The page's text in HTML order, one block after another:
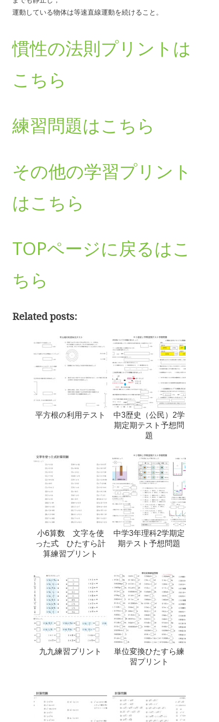
運動している物体は等速直線運動を続けること。
慣性の法則プリントは
こちら
練習問題はこちら
その他の学習プリント
はこちら
TOPページに戻るはこ
ちら
Related posts:
平方根の利用テスト
中3歴史（公民）2学
期定期テスト予想問
題
小6算数 文字を使
った式 ひたすら計
算練習プリント
中学3年理科2学期定
期テスト予想問題
九九練習プリント
単位変換ひたすら練
習プリント